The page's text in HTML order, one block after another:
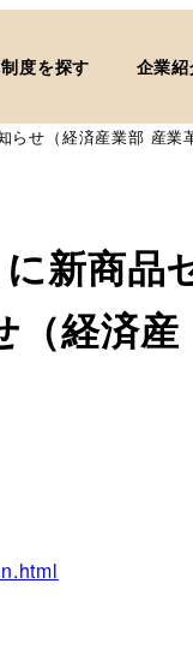
度を探す 企業紹
せ（経済産業部 産業
新商品
（経済産